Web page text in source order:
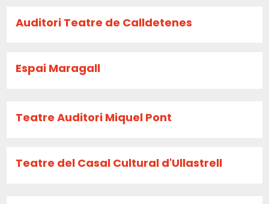
Auditori Teatre de Calldetenes
Espai Maragall
Teatre Auditori Miquel Pont
Teatre del Casal Cultural d'Ullastrell